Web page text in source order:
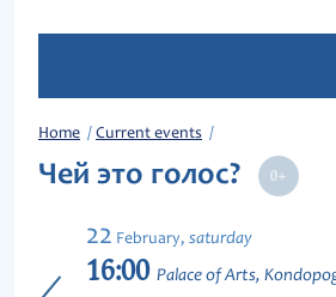
Home Current events
Чей это голос?
22 February, saturday
16:00 Palace of Arts,